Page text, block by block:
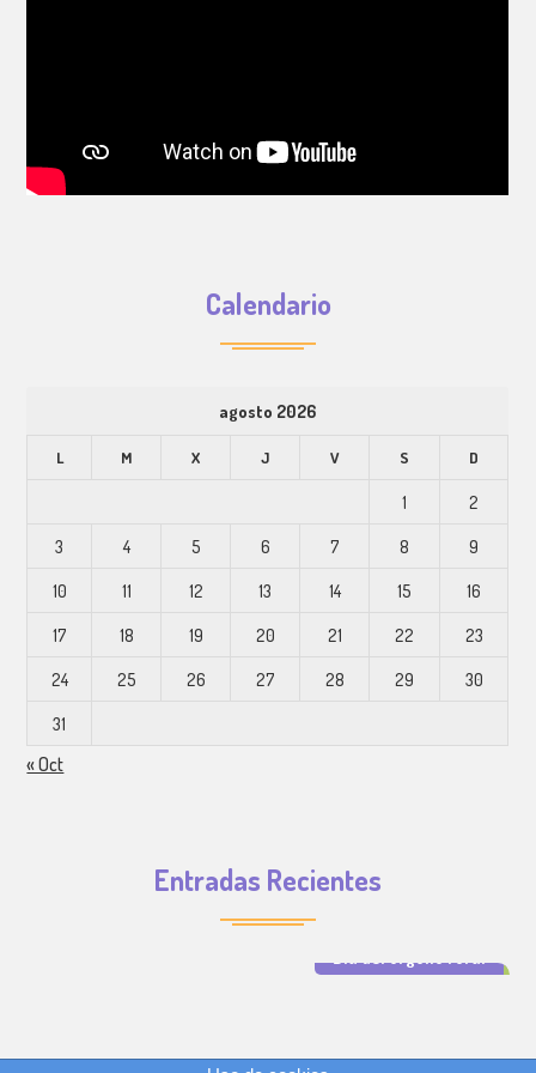
Calendario
agosto 2026
L M X J V S D
1 2
3 4 5 6 7 8 9
10 11 12 13 14 15 16
17 18 19 20 21 22 23
24 25 26 27 28 29 30
31
« Oct
Entradas Recientes